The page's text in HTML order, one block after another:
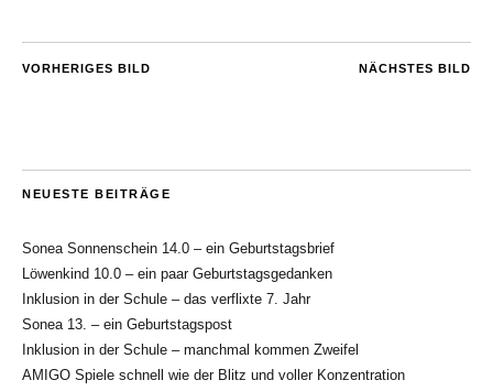
NÄCHSTES BILD
VORHERIGES BILD
NEUESTE BEITRÄGE
Sonea Sonnenschein 14.0 – ein Geburtstagsbrief
Löwenkind 10.0 – ein paar Geburtstagsgedanken
Inklusion in der Schule – das verflixte 7. Jahr
Sonea 13. – ein Geburtstagspost
Inklusion in der Schule – manchmal kommen Zweifel
AMIGO Spiele schnell wie der Blitz und voller Konzentration